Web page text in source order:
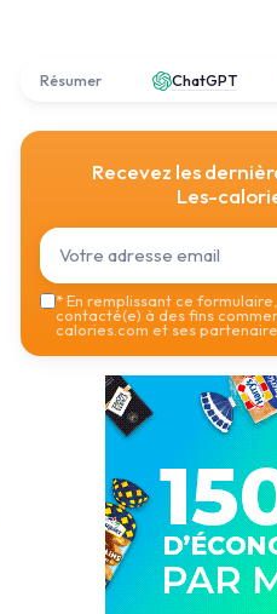
Résumer ChatGPT
Recevez les
Les-
*En remplissant ce
contacté(e) à des fins
calories.com et ses